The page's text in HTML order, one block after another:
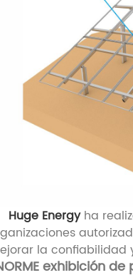
Huge Energyha
la confiabilidad
exhibición de